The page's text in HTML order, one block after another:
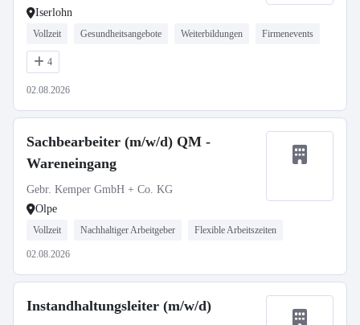
Iserlohn
Vollzeit Gesundheitsangebote Weiterbildungen Firmenevents
4
02.08.2026
Sachbearbeiter (m/w/d) QM -
Wareneingang
Gebr. Kemper GmbH + Co. KG
Olpe
Vollzeit Nachhaltiger Arbeitgeber Flexible Arbeitszeiten
02.08.2026
Instandhaltungsleiter (m/w/d)